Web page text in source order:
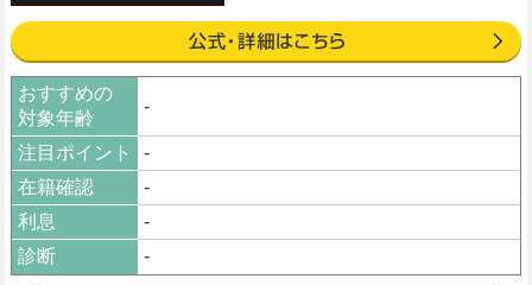
おすすめの
対象年齢
-
注目ポイント
-
在籍確認
-
利息
-
診断
-